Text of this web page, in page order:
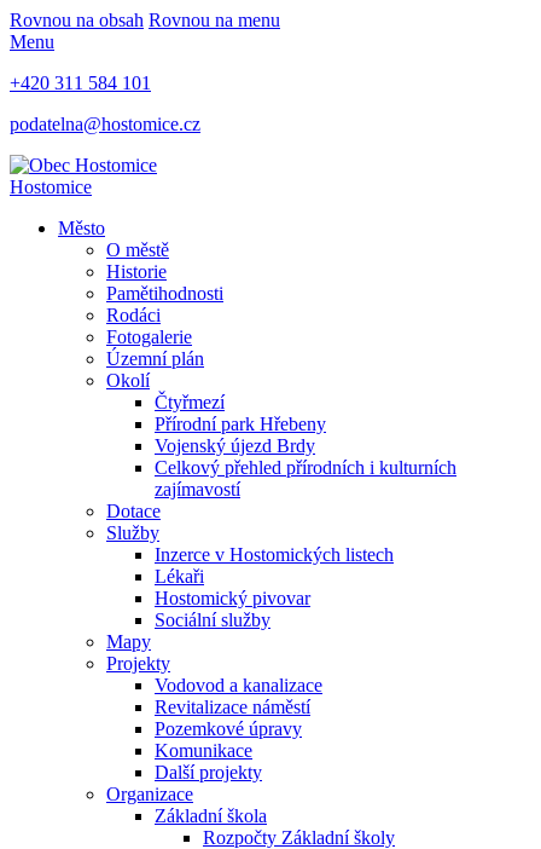
Rovnou na obsah Rovnou na menu
Menu
+420 311 584 101
podatelna@hostomice.cz
Hostomice
Město
O městě
Historie
Pamětihodnosti
Rodáci
Fotogalerie
Územní plán
Okolí
Čtyřmezí
Přírodní park Hřebeny
Vojenský újezd Brdy
Celkový přehled přírodních i kulturních
zajímavostí
Dotace
Služby
Inzerce v Hostomických listech
Lékaři
Hostomický pivovar
Sociální služby
Mapy
Projekty
Vodovod a kanalizace
Revitalizace náměstí
Pozemkové úpravy
Komunikace
Další projekty
Organizace
Základní škola
Rozpočty Základní školy